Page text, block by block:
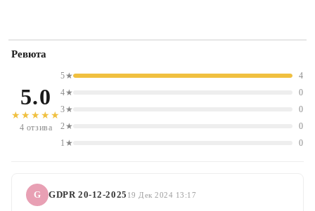
Ревюта
5.0
★★★★★
4 отзива
5★
4
4★
0
3★
0
2★
0
1★
0
G GDPR 20-12-2025 19 Дек 2024 13:17